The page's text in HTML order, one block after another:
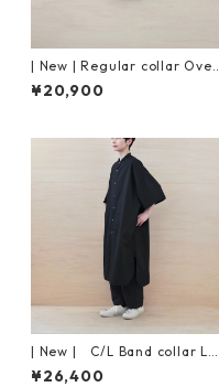
| New | Regular collar Overs
ized Shirt S/S ｜Mist Blue
¥20,900
| New | C/L Band collar Lon
g Shirt S/S | Black
¥26,400